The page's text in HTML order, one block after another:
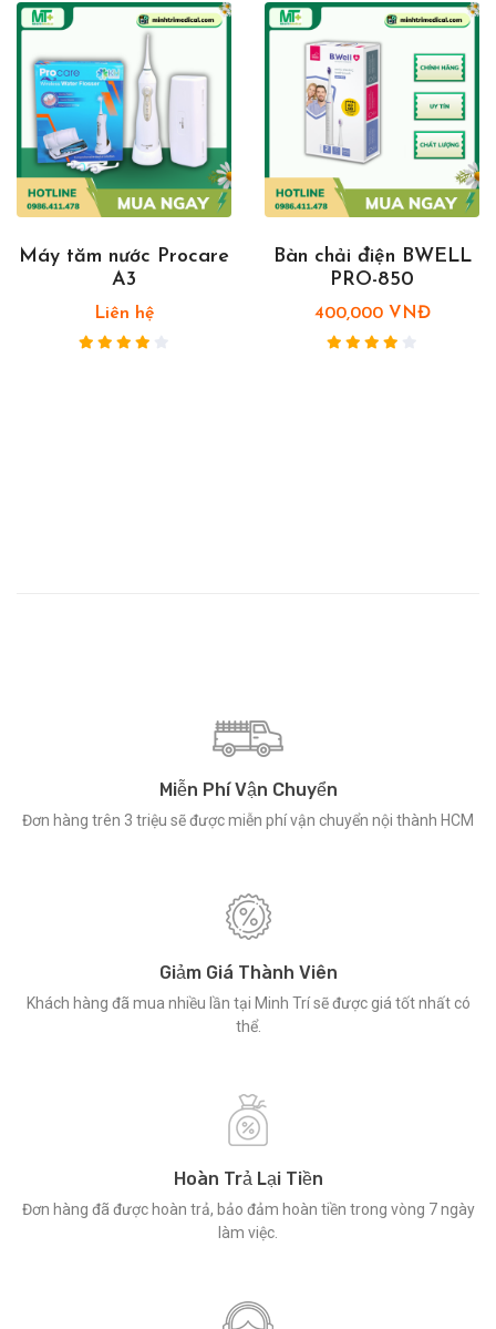
Máy tăm nước Procare
A3
Liên hệ
Bàn chải điện BWELL
PRO-850
400,000 VNĐ
Miễn Phí Vận Chuyển
Đơn hàng trên 3 triệu sẽ được miễn phí vận chuyển nội thành HCM
Giảm Giá Thành Viên
Khách hàng đã mua nhiều lần tại Minh Trí sẽ được giá tốt nhất có
thể.
Hoàn Trả Lại Tiền
Đơn hàng đã được hoàn trả, bảo đảm hoàn tiền trong vòng 7 ngày
làm việc.